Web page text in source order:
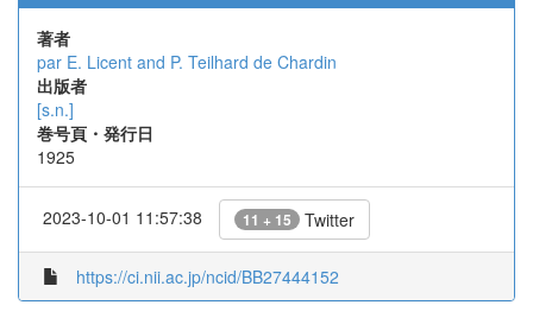
著者
par E. Licent and P. Teilhard de Chardin
出版者
[s.n.]
巻号頁・発行日
1925
2023-10-01 11:57:38 11 + 15 Twitter
https://ci.nii.ac.jp/ncid/BB27444152